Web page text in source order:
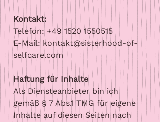
Kontakt:
Telefon: +49 1520 1550515
E-Mail: kontakt@sisterhood-of-
selfcare.com
Haftung für Inhalte
Als Diensteanbieter bin ich
gemäß § 7 Abs.1 TMG für eigene
Inhalte auf diesen Seiten nach